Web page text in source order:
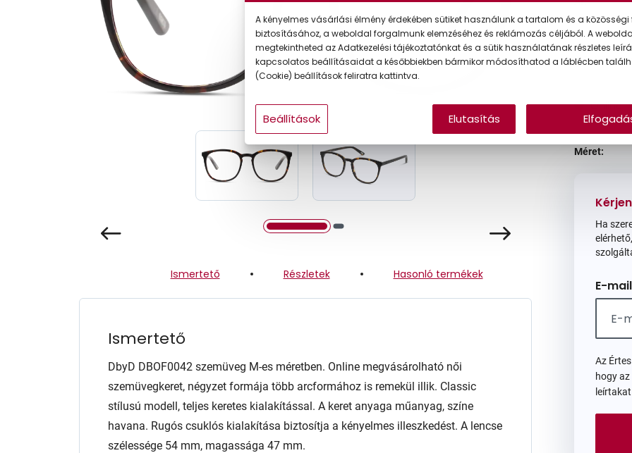
Gyermek
Ismertető Részletek Hasonló termékek
Ismertető
DbyD DBOF0042 szemüveg M-es méretben. Online megvásárolható női
szemüvegkeret, négyzet formája több arcformához is remekül illik. Classic
stílusú modell, teljes keretes kialakítással. A keret anyaga műanyag, színe
havana. Rugós csuklós kialakítása biztosítja a kényelmes illeszkedést. A lencse
szélessége 54 mm, magassága 47 mm.
A
Online
Méret:
Ha
E-
Az
hogy az
A kényelmes vásárlási élmény érdekében sütiket használunk a tartalom és a közösségi
biztosításához, a weboldal forgalmunk elemzéséhez és reklámozás céljából. A
megtekintheted az Adatkezelési tájékoztatónkat és a sütik használatának részletes
kapcsolatos beállításaidat a későbbiekben bármikor módosíthatod a láblécben
(Cookie) beállítások feliratra kattintva.
Beállítások Elutasítás